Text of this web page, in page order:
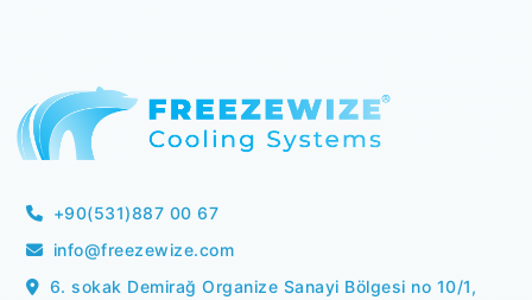
+90(531)887 00 67
info@freezewize.com
6. sokak Demirağ Organize Sanayi Bölgesi no 10/1,